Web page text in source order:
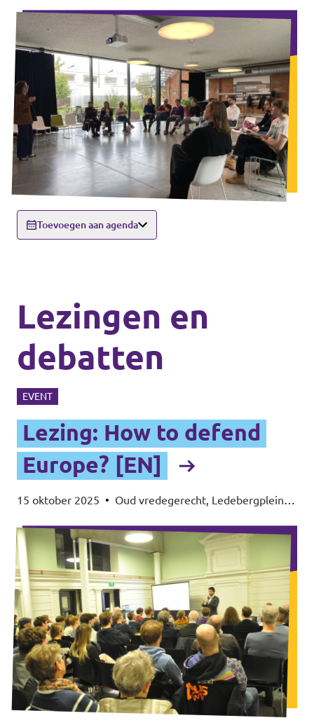
Toevoegen aan agenda
Lezingen en
debatten
EVENT
Lezing: How to defend
Europe? [EN]
15 oktober 2025 • Oud vredegerecht, Ledebergplein